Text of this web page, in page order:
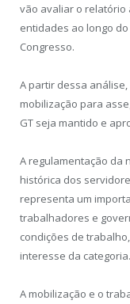
vão avaliar o relatório
entidades ao longo
Congresso.
A partir dessa
mobilização para
GT seja mantido e
A regulamentação da
histórica dos
representa um
trabalhadores e
condições de
interesse da categoria.
A mobilização e o